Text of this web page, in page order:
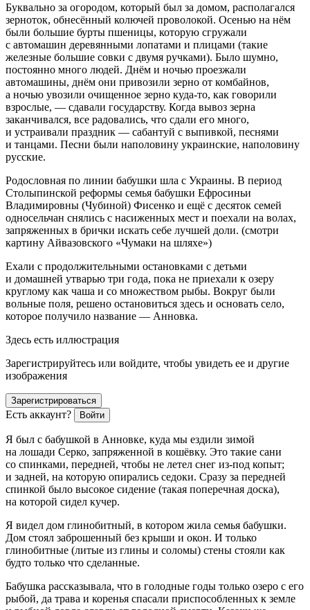
Буквально за огородом, который был за домом, располагался
зерноток, обнесённый колючей проволокой. Осенью на нём
были большие бурты пшеницы, которую сгружали
с автомашин деревянными лопатами и плицами (такие
железные большие совки с двумя ручками). Было шумно,
постоянно много людей. Днём и ночью проезжали
автомашины, днём они привозили зерно от комбайнов,
а ночью увозили очищенное зерно куда-то, как говорили
взрослые, — сдавали государству. Когда вывоз зерна
заканчивался, все радовались, что сдали его много,
и устраивали праздник — сабантуй с выпивкой, песнями
и танцами. Песни были наполовину украинские, наполовину
русские.
Родословная по линии бабушки шла с Украины. В период
Столыпинской реформы семья бабушки Ефросиньи
Владимировны (Чубиной) Фисенко и ещё с десяток семей
односельчан снялись с насиженных мест и поехали на волах,
запряженных в брички искать себе лучшей доли. (смотри
картину Айвазовского «Чумаки на шляхе»)
Ехали с продолжительными остановками с детьми
и домашней утварью три года, пока не приехали к озеру
круглому как чаша и со множеством рыбы. Вокруг были
вольные поля, решено остановиться здесь и основать село,
которое получило название — Анновка.
Здесь есть иллюстрация
Зарегистрируйтесь или войдите, чтобы увидеть ее и другие
изображения
Зарегистрироваться
Есть аккаунт? Войти
Я был с бабушкой в Анновке, куда мы ездили зимой
на лошади Серко, запряженной в кошёвку. Это такие сани
со спинками, передней, чтобы не летел снег из-под копыт;
и задней, на которую опирались седоки. Сразу за передней
спинкой было высокое сидение (такая поперечная доска),
на которой сидел кучер.
Я видел дом глинобитный, в котором жила семья бабушки.
Дом стоял заброшенный без крыши и окон. И только
глинобитные (литые из глины и соломы) стены стояли как
будто только что сделанные.
Бабушка рассказывала, что в голодные годы только озеро с его
рыбой, да трава и коренья спасали приспособленных к земле